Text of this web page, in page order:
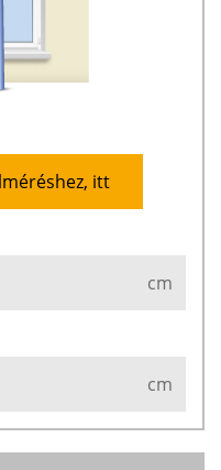
itt
cm
cm